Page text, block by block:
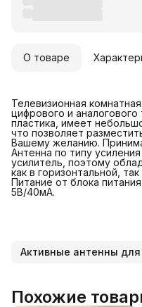
О товаре
Телевизионная
цифрового и
пластика, имеет
что позволяет
Вашему желанию.
Антенна по типу
усилитель, поэтому
как в горизонтальной,
Питание от блока
5В/40мА.
Активные антенны
Похожие